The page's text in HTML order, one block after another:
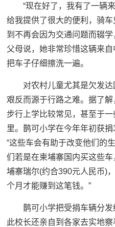
“现在好了，我有了一辆
给我提供了很大的便利，骑
到不再会因为交通问题而辍
父母说，她非常珍惜这辆来
把车子仔细擦洗一遍。
对农村儿童尤其是欠发
艰反而源于行路之难。据了
步行上学比较常见，甚至于
里。鹊可小学在今年年初获
“这些车会有助于改变他们的
们若是在柬埔寨国内买这些
埔寨瑞尔(约合390元人民币)
个月才能赚到这笔钱。”
鹊可小学把受捐车辆分
此校长还亲自到各家去实地